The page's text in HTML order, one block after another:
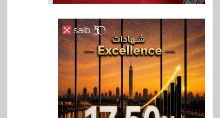
6
بنوك
بنك مصر يشارك في فعالية اليوم
العالمي للشباب ويقدم العديد من
العروض المجانية
7
بنوك